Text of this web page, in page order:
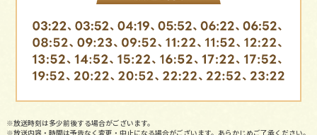
※放送時刻は多少前後する場合がございます。
※放送内容・時間は予告なく変更・中止になる場合がございます。あらかじめご了承ください。